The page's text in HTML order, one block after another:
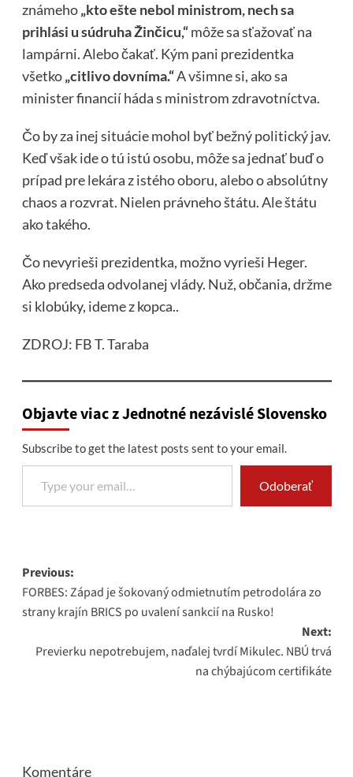
známeho„kto ešte nebol ministrom, nech sa
prihlási u súdruha Žinčicu,“môže sa sťažovať na
lampárni. Alebo čakať. Kým pani prezidentka
všetko„citlivo dovníma.“A všimne si, ako sa
minister financií háda s ministrom zdravotníctva.
Čo by za inej situácie mohol byť bežný politický jav.
Keď však ide o tú istú osobu, môže sa jednať buď o
prípad pre lekára z istého oboru, alebo o absolútny
chaos a rozvrat. Nielen právneho štátu. Ale štátu
ako takého.
Čo nevyrieši prezidentka, možno vyrieši Heger.
Ako predseda odvolanej vlády. Nuž, občania, držme
si klobúky, ideme z kopca..
ZDROJ: FB T. Taraba
Objavte viac z Jednotné nezávislé Slovensko
Subscribe to get the latest posts sent to your email.
Type your email…
Odoberať
Post
navigation
Previous:
FORBES: Západ je šokovaný odmietnutím petrodolára zo
strany krajín BRICS po uvalení sankcií na Rusko!
Next:
Previerku nepotrebujem, naďalej tvrdí Mikulec. NBÚ trvá
na chýbajúcom certifikáte
Komentáre